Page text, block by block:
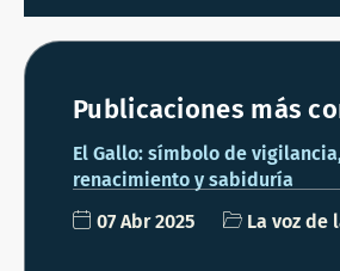
Publicaciones más
El Gallo: símbolo de vigilancia,
renacimiento y sabiduría
07 Abr 2025
La voz de